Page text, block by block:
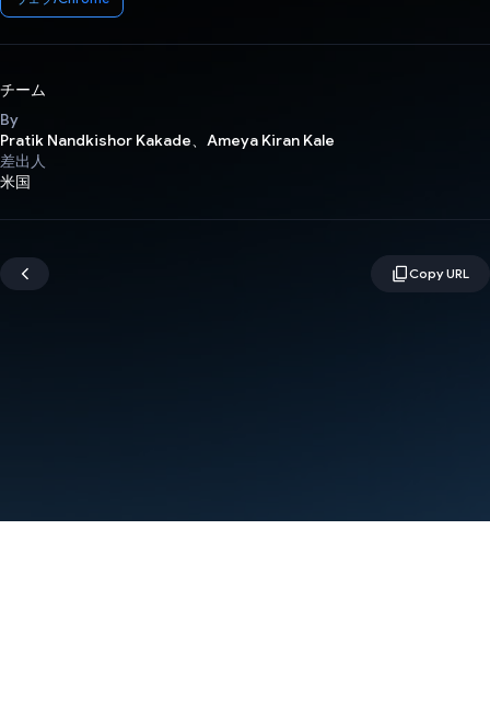
チーム
By
Pratik Nandkishor Kakade、Ameya Kiran Kale
差出人
米国